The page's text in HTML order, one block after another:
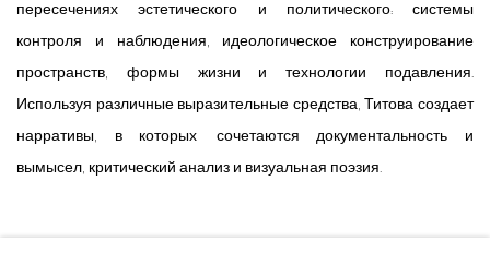
пересечениях эстетического и политического: системы
контроля и наблюдения, идеологическое конструирование
пространств, формы жизни и технологии подавления.
Используя различные выразительные средства, Титова создает
нарративы, в которых сочетаются документальность и
вымысел, критический анализ и визуальная поэзия.